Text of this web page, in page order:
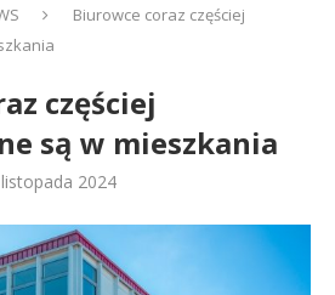
Biurowce coraz częściej
częściej
są w mieszkania
2024